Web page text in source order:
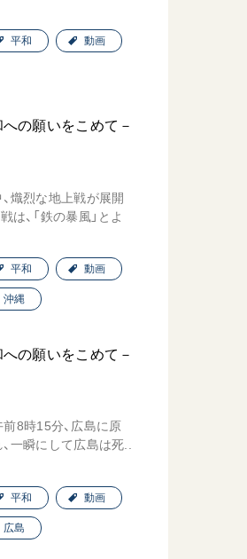
平和 動画
への願いをこめて－
熾烈な地上戦が展開
は、「鉄の暴風」とよ
平和 動画
沖縄
への願いをこめて－
8時15分、広島に原
一瞬にして広島は死..
平和 動画
広島